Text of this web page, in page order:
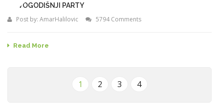
NOVOGODIŠNJI PARTY
Post by: AmarHalilovic 5794 Comments
Read More
1 2 3 4